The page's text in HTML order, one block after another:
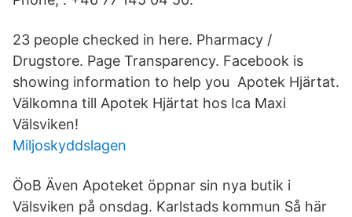
23 people checked in here. Pharmacy /
Drugstore. Page Transparency. Facebook is
showing information to help you Apotek Hjärtat.
Välkomna till Apotek Hjärtat hos Ica Maxi
Välsviken!
Miljoskyddslagen
ÖoB Även Apoteket öppnar sin nya butik i
Välsviken på onsdag. Karlstads kommun Så här